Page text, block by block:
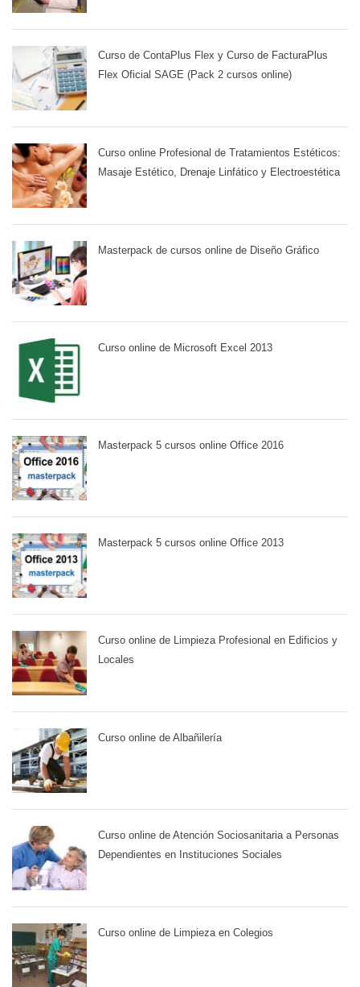
Curso de ContaPlus Flex y Curso de FacturaPlus
Flex Oficial SAGE (Pack 2 cursos online)
Curso online Profesional de Tratamientos Estéticos:
Masaje Estético, Drenaje Linfático y Electroestética
Masterpack de cursos online de Diseño Gráfico
Curso online de Microsoft Excel 2013
Masterpack 5 cursos online Office 2016
Masterpack 5 cursos online Office 2013
Curso online de Limpieza Profesional en Edificios y
Locales
Curso online de Albañilería
Curso online de Atención Sociosanitaria a Personas
Dependientes en Instituciones Sociales
Curso online de Limpieza en Colegios